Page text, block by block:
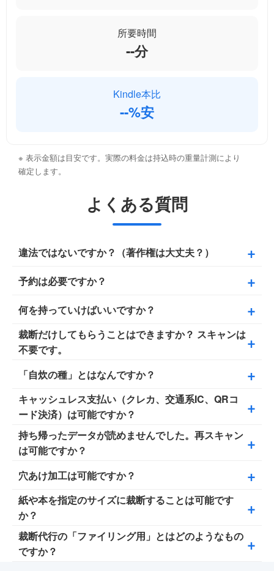
所要時間
--分
Kindle本比
--%安
※ 表示金額は目安です。実際の料金は持込時の重量計測により
確定します。
よくある質問
違法ではないですか？（著作権は大丈夫？）
著作権法第30条の「私的複製」として、個人または家庭
データの第三者への配布・販売は禁止しており、あくま
で個人利用の範囲でご利用いただけます。
予約は必要ですか？
予約なしでも利用可能です。予約は全6ブースのうちの1
が発生する場合があります。スムーズな利用はブース予
約をおすすめします。裁断の利用は予約不要です。
何を持っていけばいいですか？
データ持ち帰り用のUSBメモリやSDカード、またはス
マホをご持参ください。
裁断だけしてもらうことはできますか？ スキャンは
不要です。
もちろん可能です。持ち込みの重量に応じた料金で裁断
「今日使う章だけ切り出す」用途でよくご利用いただい
ています。なお、穴あけ（ファイリング用）には現在対
応していません。
「自炊の種」とはなんですか？
店内に常時2万冊超の蔵書（コミック・技術書・ビジネ
ス書など）を備えており、手ぶらで来店してその場でス
キャンできるサービスです。本を事前に購入・持参する
必要がありません。
キャッシュレス支払い（クレカ、交通系IC、QRコ
ード決済）は可能ですか？
大変申し訳ありませんが、現在は現金のみの対応となっ
ております。来店前にATMでのご準備をお願いしていま
す。
持ち帰ったデータが読めませんでした。再スキャン
は可能ですか？
データ不良が発生した場合は、無料で再スキャンを承っ
データが保存されているメディアと、可能であればレシ
ートをご持参のうえ、スタッフまでご相談ください。ま
た、お持ち込みでご利用の場合は、該当の書籍もあわせ
てお持ちください。
穴あけ加工は可能ですか？
裁断後の穴あけ加工は対応しておりません。
紙や本を指定のサイズに裁断することは可能です
か？
当店の裁断代行サービスは、本をスキャンするために、
1冊につき1か所だけ背表紙を裁断し、ページをバラバラ
裁断代行の「ファイリング用」とはどのようなもの
ですか？